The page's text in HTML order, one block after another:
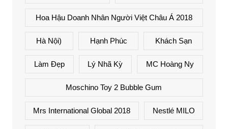
Hoa Hậu Doanh Nhân Người Việt Châu Á 2018
Hà Nội) Hạnh Phúc Khách Sạn
Làm Đẹp Lý Nhã Kỳ MC Hoàng Ny
Moschino Toy 2 Bubble Gum
Mrs International Global 2018 Nestlé MILO